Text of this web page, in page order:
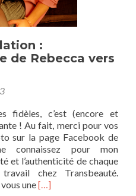
:
de Rebecca vers
fidèles, c’est (encore et
! Au fait, merci pour vos
sur la page Facebook de
connaissez pour mon
et l’authenticité de chaque
chez Transbeauté.
uneRead
[…]